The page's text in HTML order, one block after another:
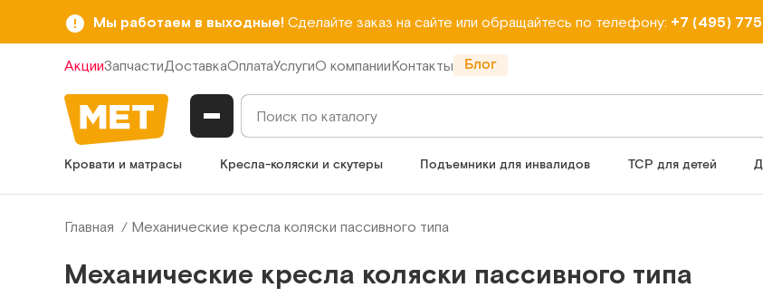
Мы работаем в выходные! Сделайте заказ на сайте или обращайтесь по телефону: +7 (495)
АкцииЗапчастиДоставкаОплатаУслугиО компанииКонтакты Блог
Кровати и матрасы Кресла-коляски и скутеры Подъемники для инвалидов ТСР для детей
Главная Механические кресла коляски пассивного типа
Механические кресла коляски пассивного типа